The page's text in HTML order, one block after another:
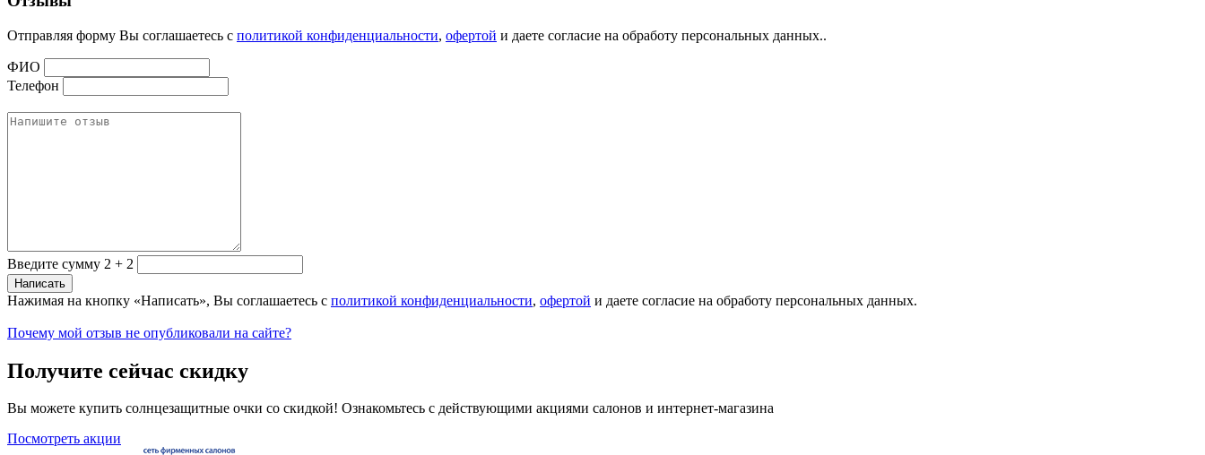
Отправляя форму Вы соглашаетесь с политикой конфиденциальности, офертой и даете согласие на обработу персональных данных..
ФИО
Телефон
Введите сумму 2 + 2
Нажимая на кнопку «Написать», Вы соглашаетесь с политикой конфиденциальности, офертой и даете согласие на обработу персональных данных.
Почему мой отзыв не опубликовали на сайте?
Получите сейчас скидку
Вы можете купить солнцезащитные очки со скидкой! Ознакомьтесь с действующими акциями салонов и интернет-магазина
Посмотреть акции